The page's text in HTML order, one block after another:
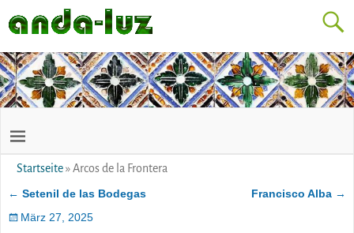
Startseite»Arcos de la Frontera
Artikelnavigation
← Setenil de las Bodegas Francisco Alba →
März 27, 2025